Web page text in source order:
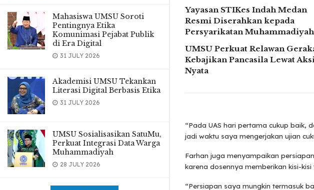
Mahasiswa UMSU Soroti
Pentingnya Etika
Komunimasi Pejabat Publik
di Era Digital
31 JULY 2026
Akademisi UMSU Tekankan
Literasi Digital Berbasis Etika
31 JULY 2026
UMSU Sosialisasikan SatuMu,
Perkuat Integrasi Data Warga
Muhammadiyah
28 JULY 2026
Yayasan STIKes Indah Medan
Resmi Diserahkan kepada
Persyarikatan Muhammadiyah
UMSU Perkuat Relawan
Kebajikan Pancasila Lewat
Nyata
“Pada UAS hari pertama cukup baik,
jadi waktu saya mengerjakan ujian
Farhan juga menyampaikan
karena dosennya memberikan kisi-
“Persiapan saya mungkin termasuk